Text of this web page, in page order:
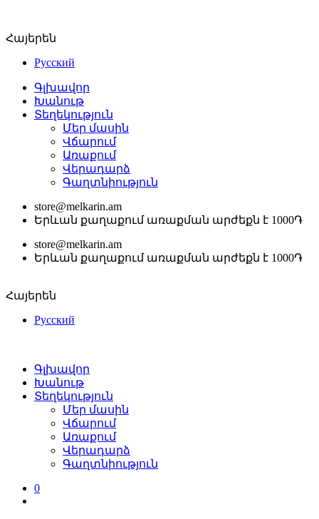
Հայերեն
Русский
Գլխավոր
Խանութ
Տեղեկություն
Մեր մասին
Վճարում
Առաքում
Վերադարձ
Գաղտնիություն
store@melkarin.am
Երևան քաղաքում առաքման արժեքն է 1000֏
store@melkarin.am
Երևան քաղաքում առաքման արժեքն է 1000֏
Հայերեն
Русский
Գլխավոր
Խանութ
Տեղեկություն
Մեր մասին
Վճարում
Առաքում
Վերադարձ
Գաղտնիություն
0